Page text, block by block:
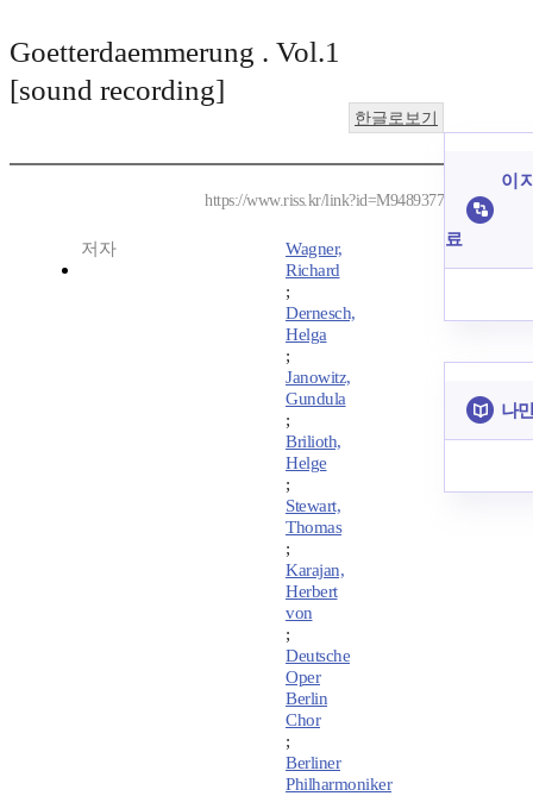
Goetterdaemmerung . Vol.1
[sound recording]
한글로보기
https://www.riss.kr/link?id=M9489377
저자
Wagner,
Richard
;
Dernesch,
Helga
;
Janowitz,
Gundula
;
Brilioth,
Helge
;
Stewart,
Thomas
;
Karajan,
Herbert
von
;
Deutsche
Oper
Berlin
Chor
;
Berliner
Philharmoniker
이
료
나